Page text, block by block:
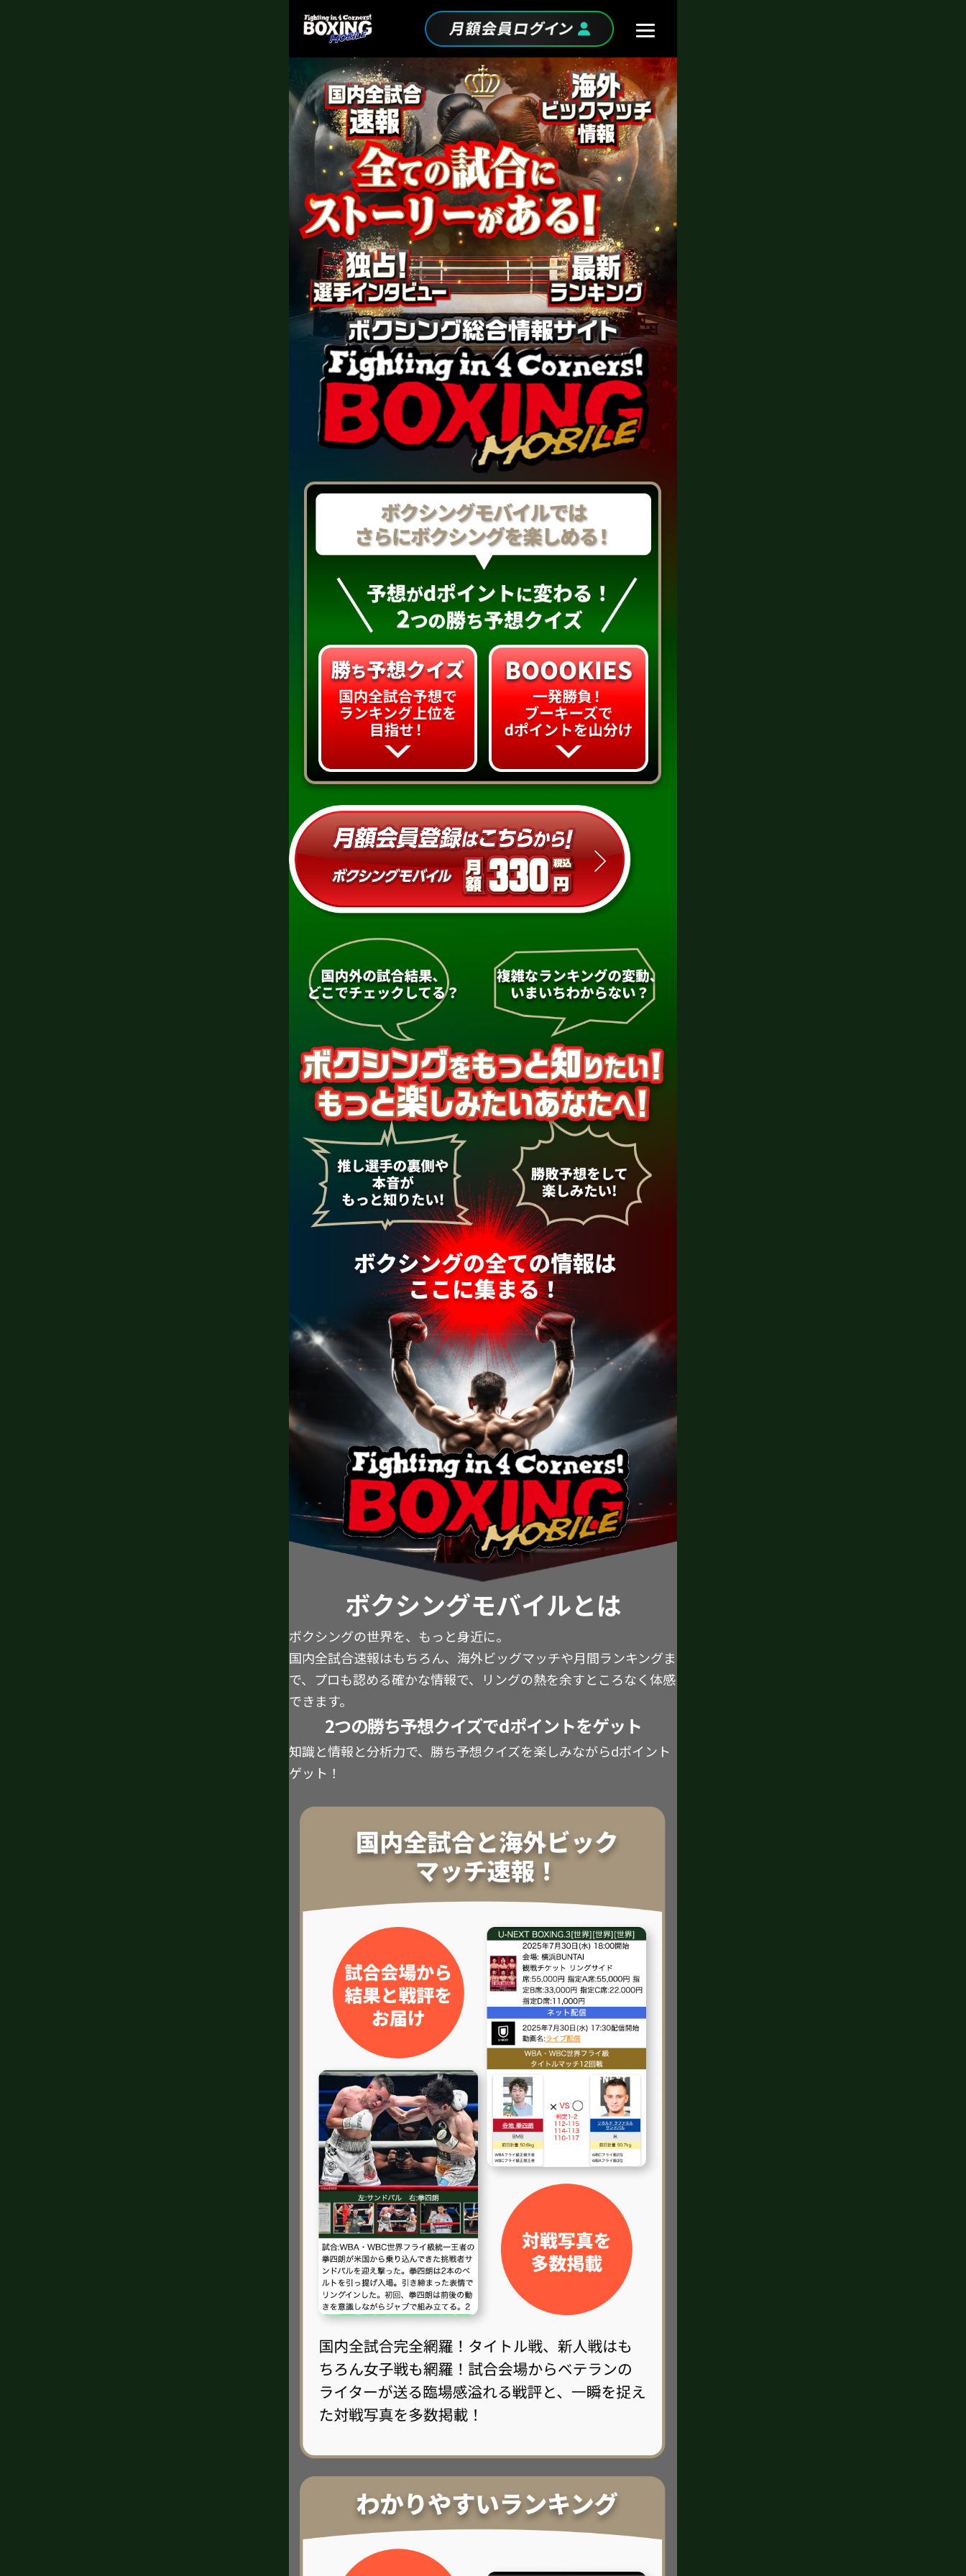
ボクシングモバイルとは
ボクシングの世界を、もっと身近に。
国内全試合速報はもちろん、海外ビッグマッチや月間ランキングま
で、プロも認める確かな情報で、リングの熱を余すところなく体感
できます。
2つの勝ち予想クイズでdポイントをゲット
知識と情報と分析力で、勝ち予想クイズを楽しみながらdポイント
ゲット！